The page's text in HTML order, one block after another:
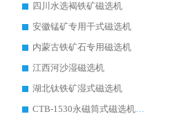
四川水选褐铁矿磁选机
安徽锰矿专用干式磁选机
内蒙古铁矿石专用磁选机
江西河沙湿磁选机
湖北钛铁矿湿式磁选机
CTB-1530永磁筒式磁选机代理商